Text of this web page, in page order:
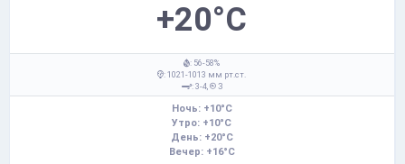
+20°C
: 56-58%
: 1021-1013 мм рт.ст.
: 3-4,
З
Ночь: +10°C
Утро: +10°C
День: +20°C
Вечер: +16°C